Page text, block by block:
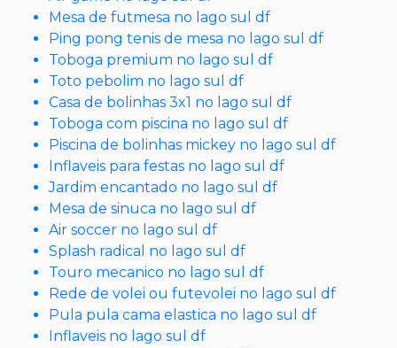
Mesa de futmesa no lago sul df
Ping pong tenis de mesa no lago sul df
Toboga premium no lago sul df
Toto pebolim no lago sul df
Casa de bolinhas 3x1 no lago sul df
Toboga com piscina no lago sul df
Piscina de bolinhas mickey no lago sul df
Inflaveis para festas no lago sul df
Jardim encantado no lago sul df
Mesa de sinuca no lago sul df
Air soccer no lago sul df
Splash radical no lago sul df
Touro mecanico no lago sul df
Rede de volei ou futevolei no lago sul df
Pula pula cama elastica no lago sul df
Inflaveis no lago sul df